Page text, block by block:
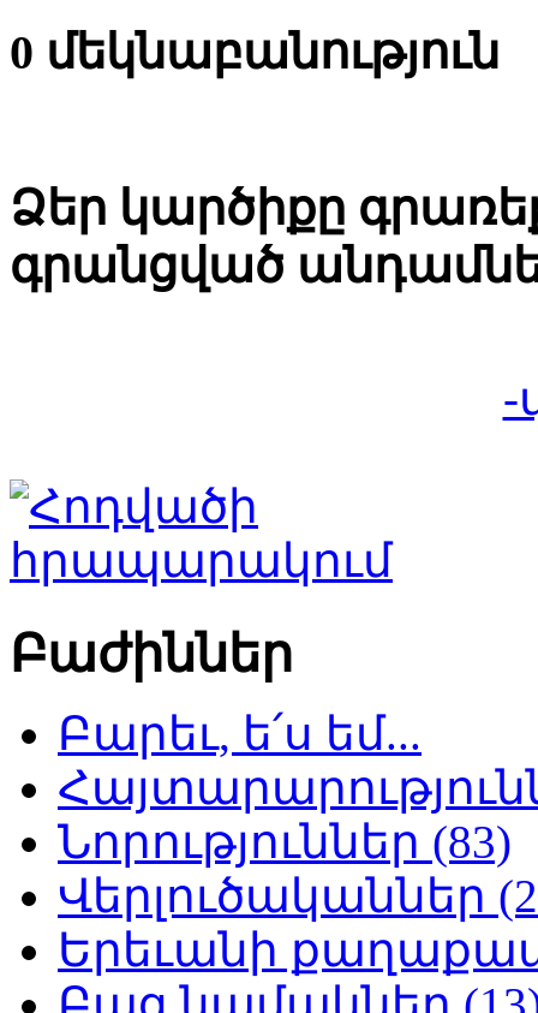
0 մեկնաբանություն
Ձեր կարծիքը
գրանցված
-
Բաժիններ
Բարեւ, ե՛ս եմ...
Նորություններ (83)
Վերլուծականներ
Երեւանի